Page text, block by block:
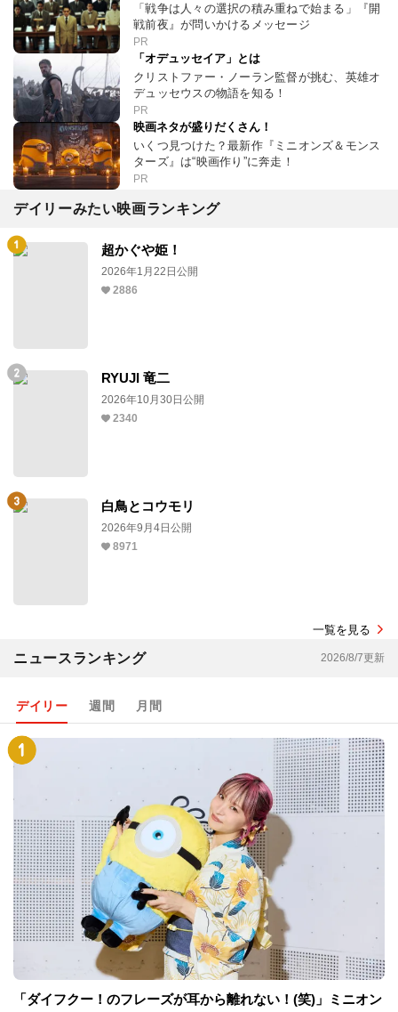
「戦争は人々の選択の積み重ねで始まる」『開
戦前夜』が問いかけるメッセージ
PR
「オデュッセイア」とは
クリストファー・ノーラン監督が挑む、英雄オ
デュッセウスの物語を知る！
PR
映画ネタが盛りだくさん！
いくつ見つけた？最新作『ミニオンズ＆モンス
ターズ』は“映画作り”に奔走！
PR
デイリーみたい映画ランキング
超かぐや姫！
2026年1月22日公開
2886
RYUJI 竜二
2026年10月30日公開
2340
白鳥とコウモリ
2026年9月4日公開
8971
一覧を見る
ニュースランキング 2026/8/7更新
デイリー 週間 月間
「ダイフクー！のフレーズが耳から離れない！(笑)」ミニオン